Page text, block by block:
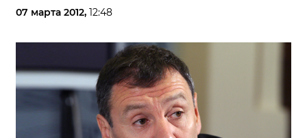
07 марта 2012, 12:48